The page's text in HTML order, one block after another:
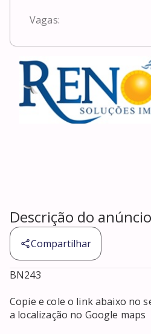
Vagas:
Descrição do anúncio
Compartilhar
BN243
Copie e cole o link abaixo no
a localização no Google maps